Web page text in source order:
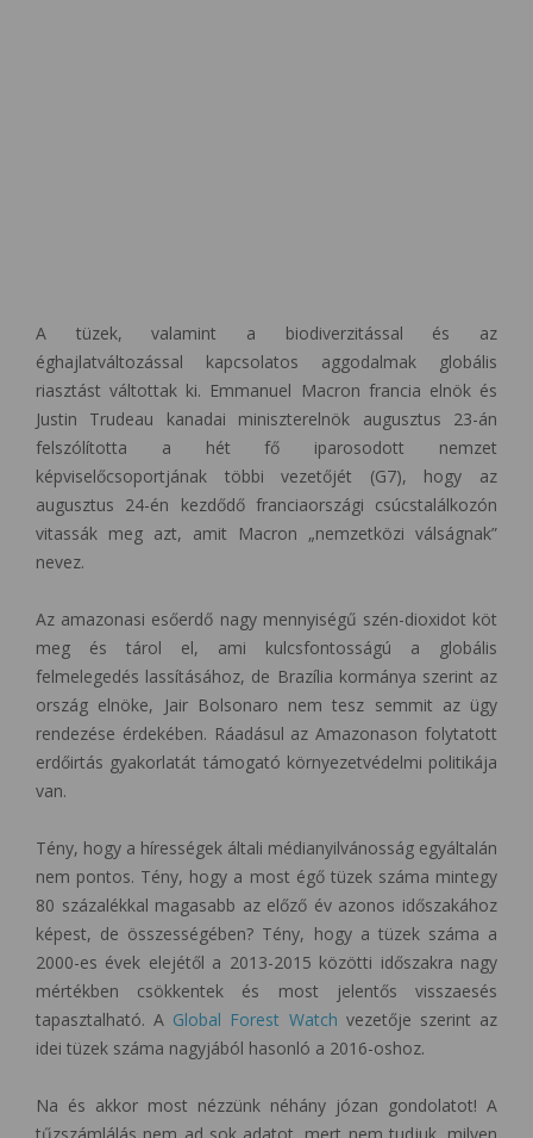
A tüzek, valamint a biodiverzitással és az
éghajlatváltozással kapcsolatos aggodalmak globális
riasztást váltottak ki. Emmanuel Macron francia elnök és
Justin Trudeau kanadai miniszterelnök augusztus 23-án
felszólította a hét fő iparosodott nemzet
képviselőcsoportjának többi vezetőjét (G7), hogy az
augusztus 24-én kezdődő franciaországi csúcstalálkozón
vitassák meg azt, amit Macron „nemzetközi válságnak”
nevez.
Az amazonasi esőerdő nagy mennyiségű szén-dioxidot köt
meg és tárol el, ami kulcsfontosságú a globális
felmelegedés lassításához, de Brazília kormánya szerint az
ország elnöke, Jair Bolsonaro nem tesz semmit az ügy
rendezése érdekében. Ráadásul az Amazonason folytatott
erdőirtás gyakorlatát támogató környezetvédelmi politikája
van.
Tény, hogy a hírességek általi médianyilvánosság egyáltalán
nem pontos. Tény, hogy a most égő tüzek száma mintegy
80 százalékkal magasabb az előző év azonos időszakához
képest, de összességében? Tény, hogy a tüzek száma a
2000-es évek elejétől a 2013-2015 közötti időszakra nagy
mértékben csökkentek és most jelentős visszaesés
tapasztalható. A Global Forest Watch vezetője szerint az
idei tüzek száma nagyjából hasonló a 2016-oshoz.
Na és akkor most nézzünk néhány józan gondolatot! A